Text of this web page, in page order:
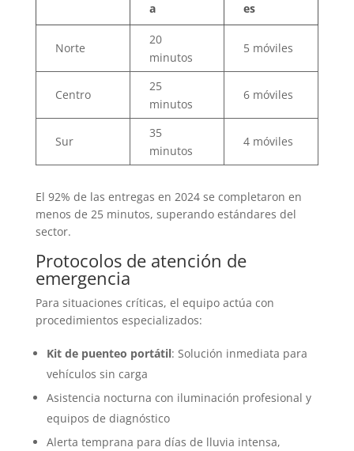
a
es
Norte
20
minutos
5 móviles
Centro
25
minutos
6 móviles
Sur
35
minutos
4 móviles
El 92% de las entregas en 2024 se completaron en
menos de 25 minutos, superando estándares del
sector.
Protocolos de atención de
emergencia
Para situaciones críticas, el equipo actúa con
procedimientos especializados:
Kit de puenteo portátil: Solución inmediata para
vehículos sin carga
Asistencia nocturna con iluminación profesional y
equipos de diagnóstico
Alerta temprana para días de lluvia intensa,